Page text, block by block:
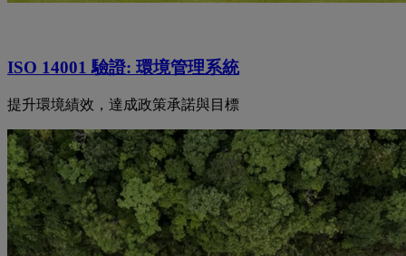
ISO 14001 驗證: 環境管理系統
提升環境績效，達成政策承諾與目標